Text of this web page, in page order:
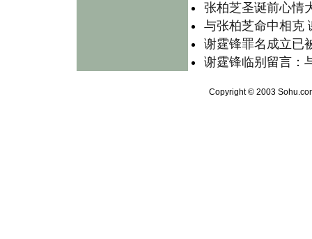
张柏芝圣诞前心情
与张柏芝命中相克
谢霆锋罪名成立已
谢霆锋临别留言：
Copyright © 2003